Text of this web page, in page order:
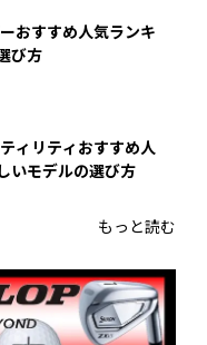
おすすめ人気ランキ
び方
ィリティおすすめ人
いモデルの選び方
もっと読む